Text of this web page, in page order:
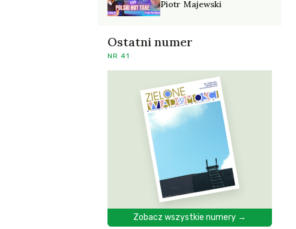
Piotr Majewski
Ostatni numer
NR 41
Zobacz wszystkie numery →